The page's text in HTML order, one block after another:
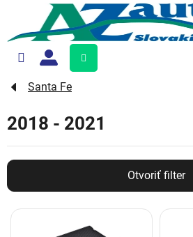
obsah
Nákupný
košík
Santa Fe
2018 - 2021
Otvoriť filter
V